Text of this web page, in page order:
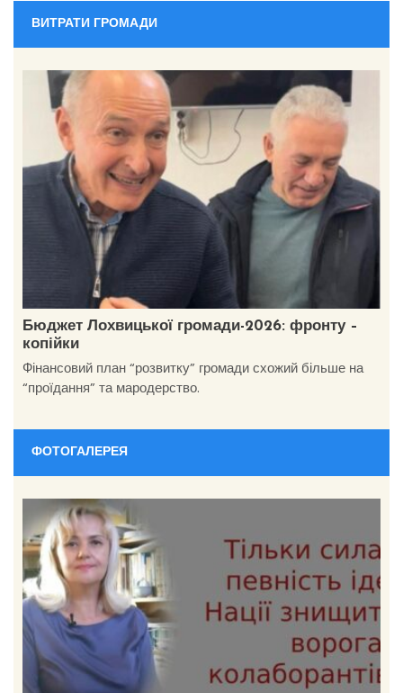
ВИТРАТИ ГРОМАДИ
Бюджет Лохвицької громади-2026: фронту –
копійки
Фінансовий план “розвитку” громади схожий більше на
“проїдання” та мародерство.
ФОТОГАЛЕРЕЯ